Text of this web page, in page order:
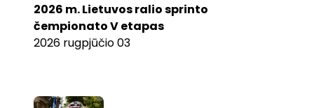
2026 m. Lietuvos ralio sprinto
čempionato V etapas
2026 rugpjūčio 03